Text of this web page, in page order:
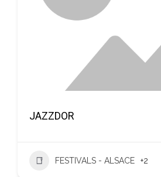
JAZZDOR
FESTIVALS - ALSACE +2